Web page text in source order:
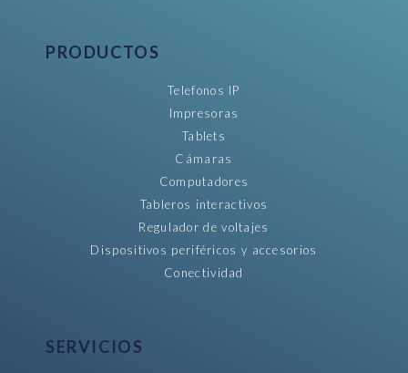
PRODUCTOS
Telefonos IP
Impresoras
Tablets
Cámaras
Computadores
Tableros interactivos
Regulador de voltajes
Dispositivos periféricos y accesorios
Conectividad
SERVICIOS